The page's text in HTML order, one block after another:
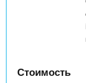
Стоимость